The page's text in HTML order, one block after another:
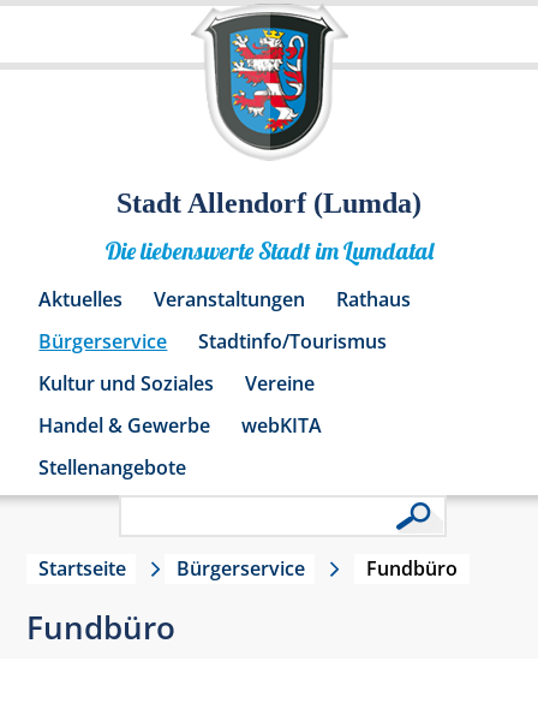
Stadt Allendorf (Lumda)
Die liebenswerte Stadt im Lumdatal
Aktuelles Veranstaltungen
Rathaus
Bürgerservice
Stadtinfo/Tourismus
Kultur und Soziales
Vereine
Handel & Gewerbe
webKITA
Stellenangebote
Startseite Bürgerservice Fundbüro
Fundbüro